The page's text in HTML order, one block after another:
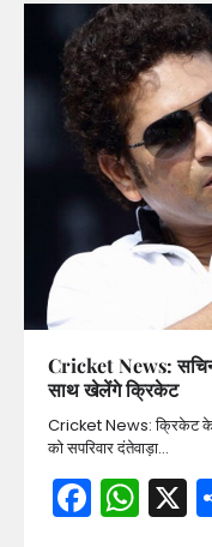
Cricket News:
साथ खेलेंगे क्रिकेट
Cricket News: क्रिकेट के
को सपरिवार दंतेवाड़ा…
X